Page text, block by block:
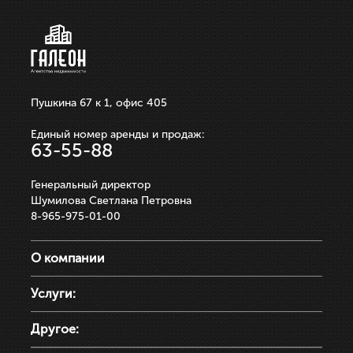
Пушкина 67 к 1, офис 405
Единый номер аренды и продаж:
63-55-88
Генеральный директор
Шумилова Светлана Петровна
8-965-975-01-00
О компании
Услуги:
Другое: